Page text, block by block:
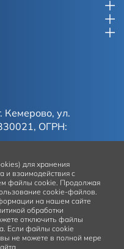
Кемерово, ул.
ОГРН:
для хранения
и взаимодействия с
файлы cookie. Продолжая
cookie-файлов.
на нашем сайте
обработки
отключить файлы
Если файлы cookie
не можете в полной мере